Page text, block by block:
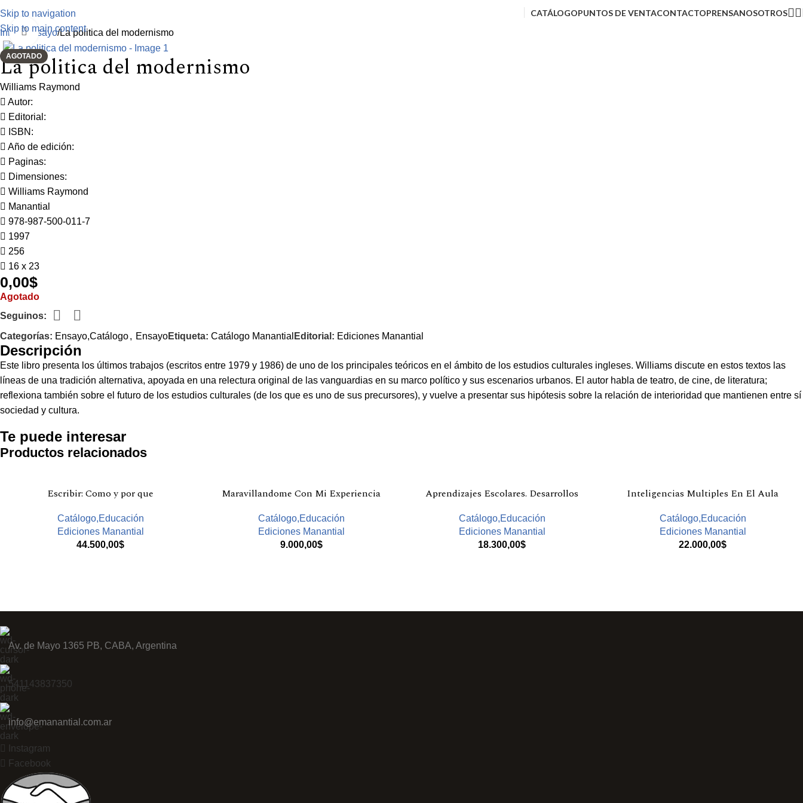
Skip to navigation
Skip to main content
CATÁLOGOPUNTOS DE VENTACONTACTOPRENSANOSOTROS
Inicio Ensayo La politica del modernismo
AGOTADO
Click to enlarge
La politica del modernismo
Williams Raymond
Autor:
Editorial:
ISBN:
Año de edición:
Paginas:
Dimensiones:
Williams Raymond
Manantial
978-987-500-011-7
1997
256
16 x 23
0,00$
Agotado
Seguinos:
Categorías: Ensayo,Catálogo, EnsayoEtiqueta: Catálogo Manantial Editorial: Ediciones Manantial
Descripción
Este libro presenta los últimos trabajos (escritos entre 1979 y 1986) de uno de los principales teóricos en el ámbito de los estudios culturales ingleses. Williams discute en estos textos las
líneas de una tradición alternativa, apoyada en una relectura original de las vanguardias en su marco político y sus escenarios urbanos. El autor habla de teatro, de cine, de literatura;
reflexiona también sobre el futuro de los estudios culturales (de los que es uno de sus precursores), y vuelve a presentar sus hipótesis sobre la relación de interioridad que mantienen entre sí
sociedad y cultura.
Te puede interesar
Productos relacionados
Escribir: Como y por que
Catálogo,Educación
Ediciones Manantial
44.500,00$
Maravillandome Con Mi Experiencia
Catálogo,Educación
Ediciones Manantial
9.000,00$
Aprendizajes Escolares. Desarrollos
Catálogo,Educación
Ediciones Manantial
18.300,00$
Inteligencias Multiples En El Aula
Catálogo,Educación
Ediciones Manantial
22.000,00$
Av. de Mayo 1365 PB, CABA, Argentina
541143837350
info@emanantial.com.ar
Instagram
Facebook